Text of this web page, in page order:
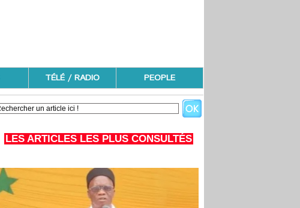
TÉLÉ / RADIO PEOPLE
LES ARTICLES LES PLUS CONSULTÉS